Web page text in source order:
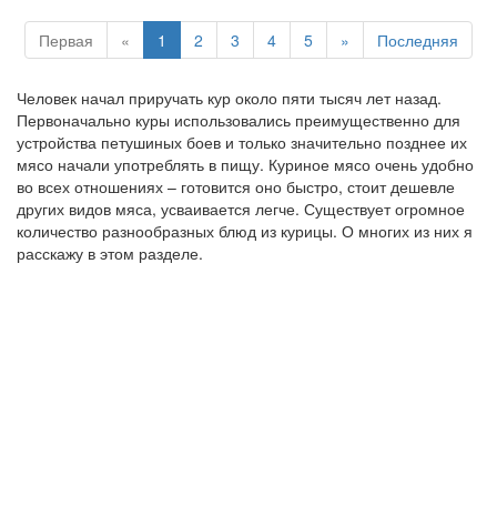
Первая « 1 2 3 4 5 » Последняя
Человек начал приручать кур около пяти тысяч лет назад.
Первоначально куры использовались преимущественно для
устройства петушиных боев и только значительно позднее их
мясо начали употреблять в пищу. Куриное мясо очень удобно
во всех отношениях – готовится оно быстро, стоит дешевле
других видов мяса, усваивается легче. Существует огромное
количество разнообразных блюд из курицы. О многих из них я
расскажу в этом разделе.